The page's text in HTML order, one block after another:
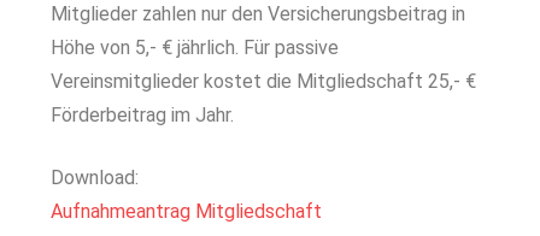
Mitglieder zahlen nur den Versicherungsbeitrag in
Höhe von 5,- € jährlich. Für passive
Vereinsmitglieder kostet die Mitgliedschaft 25,- €
Förderbeitrag im Jahr.
Download:
Aufnahmeantrag Mitgliedschaft